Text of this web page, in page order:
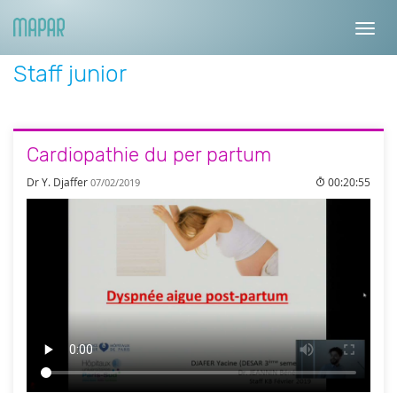
Staff junior
Cardiopathie du per partum
Dr Y. Djaffer 07/02/2019 00:20:55